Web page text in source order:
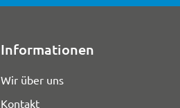
Informationen
Wir über uns
Kontakt